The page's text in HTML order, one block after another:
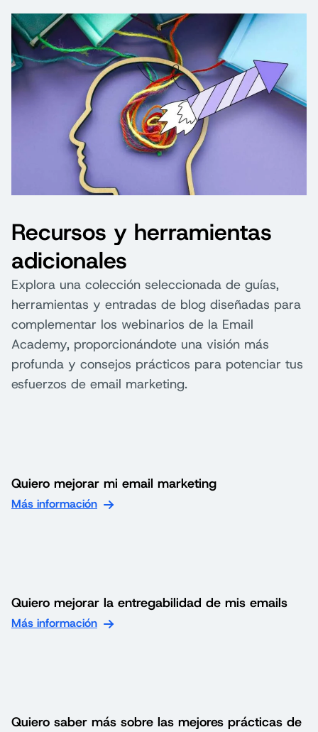
Recursos y herramientas
adicionales
Explora una colección seleccionada de guías,
herramientas y entradas de blog diseñadas para
complementar los webinarios de la Email
Academy, proporcionándote una visión más
profunda y consejos prácticos para potenciar tus
esfuerzos de email marketing.
Quiero mejorar mi email marketing
Más información
Quiero mejorar la entregabilidad de mis emails
Más información
Quiero saber más sobre las mejores prácticas de